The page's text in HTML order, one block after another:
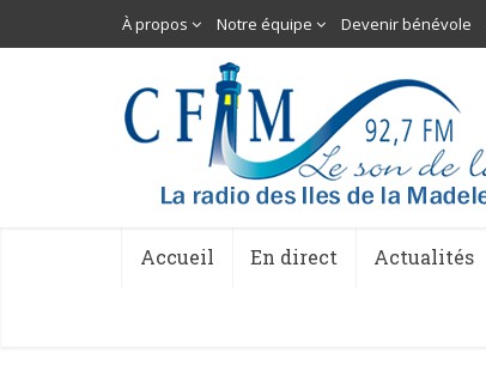
À propos Notre équipe Devenir bénévole
Accueil En direct Actualités